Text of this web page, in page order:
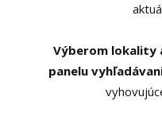
Výberom lokality
panelu